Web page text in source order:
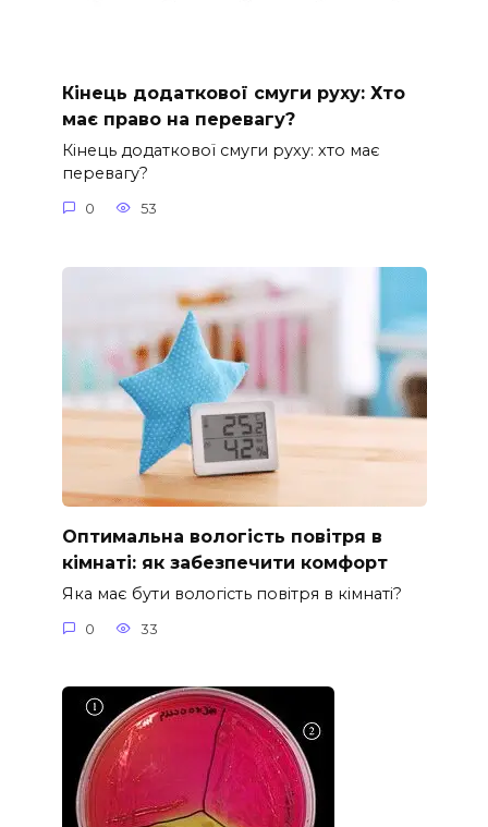
Кінець додаткової смуги руху: Хто
має право на перевагу?
Кінець додаткової смуги руху: хто має
перевагу?
0 53
Оптимальна вологість повітря в
кімнаті: як забезпечити комфорт
Яка має бути вологість повітря в кімнаті?
0 33